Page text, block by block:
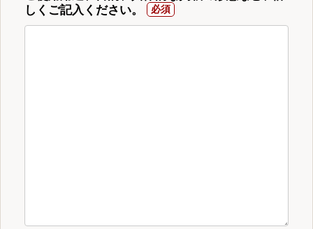
しくご記入ください。